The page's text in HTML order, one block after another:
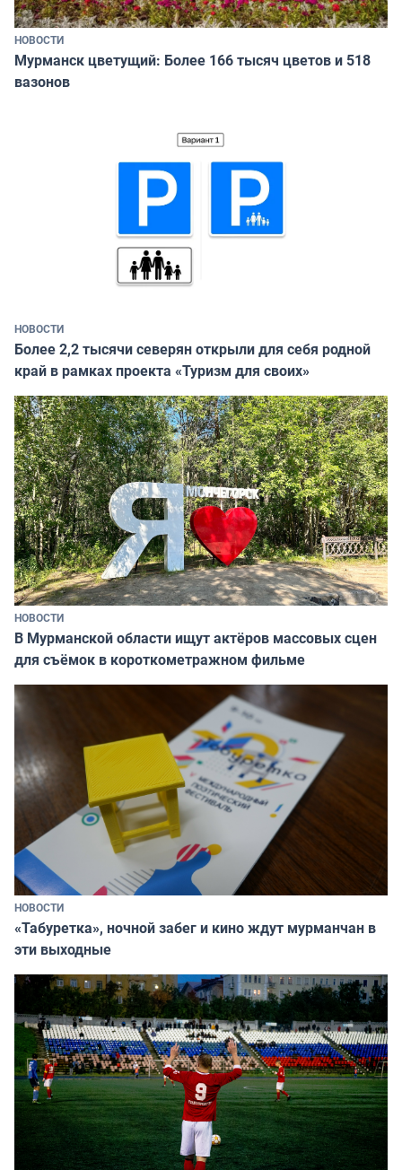
НОВОСТИ
Мурманск цветущий: Более 166 тысяч цветов и 518
вазонов
НОВОСТИ
Более 2,2 тысячи северян открыли для себя родной
край в рамках проекта «Туризм для своих»
НОВОСТИ
В Мурманской области ищут актёров массовых сцен
для съёмок в короткометражном фильме
НОВОСТИ
«Табуретка», ночной забег и кино ждут мурманчан в
эти выходные